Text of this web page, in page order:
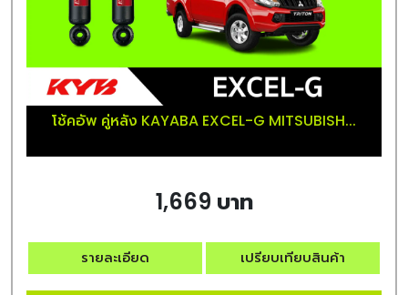
โช้คอัพ คู่หลัง KAYABA EXCEL-G MITSUBISH...
1,669 บาท
รายละเอียด เปรียบเทียบสินค้า